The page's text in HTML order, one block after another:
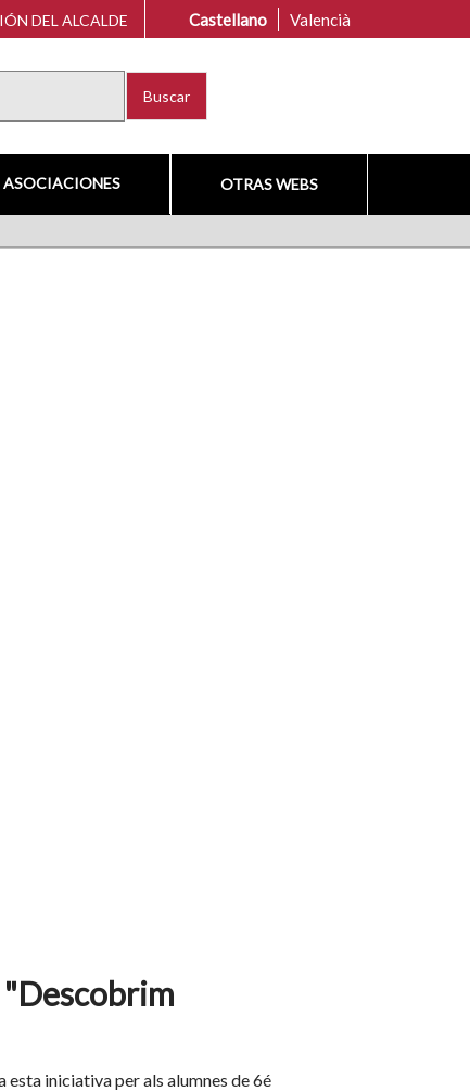
DEL ALCALDE Castellano Valencià
ASOCIACIONES OTRAS WEBS
"Descobrim
iniciativa per als alumnes de 6é